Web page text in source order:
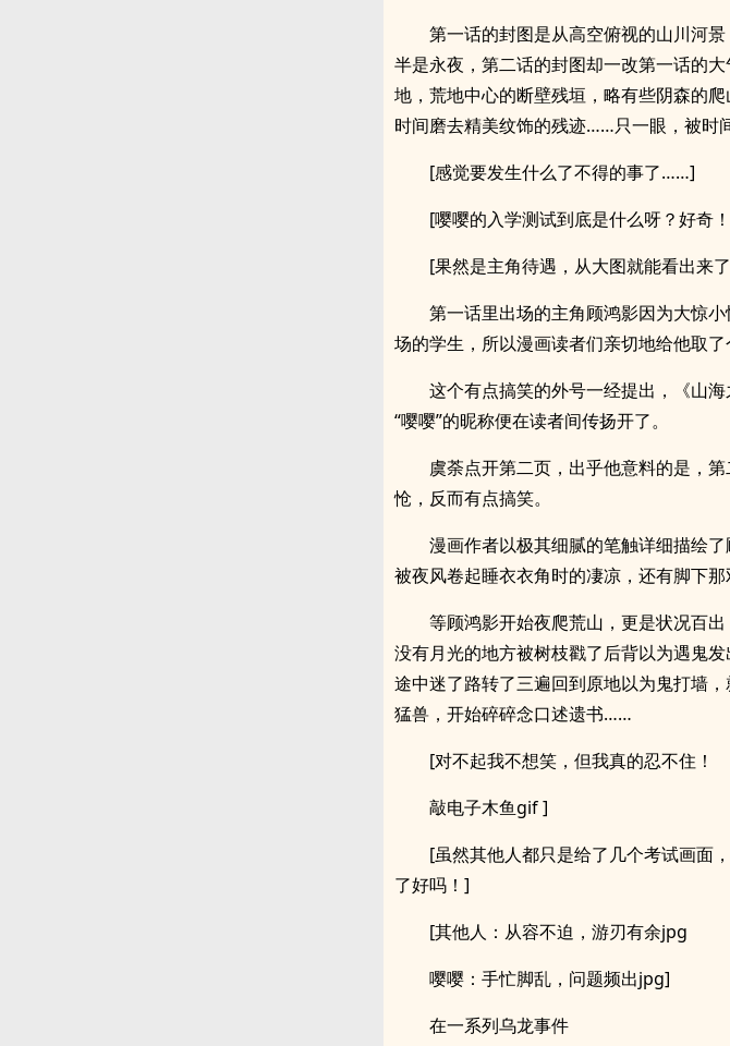
第一话的封图是从高空俯视的山川河
半是永夜，第二话的封图却一改第一话的
地，荒地中心的断壁残垣，略有些阴森的
时间磨去精美纹饰的残迹……只一眼，被时
[感觉要发生什么了不得的事了……]
[嘤嘤的入学测试到底是什么呀？好奇
[果然是主角待遇，从大图就能看出来
第一话里出场的主角顾鸿影因为大惊
场的学生，所以漫画读者们亲切地给他取了
这个有点搞笑的外号一经提出，《山
“嘤嘤”的昵称便在读者间传扬开了。
虞荼点开第二页，出乎他意料的是，
怆，反而有点搞笑。
漫画作者以极其细腻的笔触详细描绘
被夜风卷起睡衣衣角时的凄凉，还有脚下
等顾鸿影开始夜爬荒山，更是状况百
没有月光的地方被树枝戳了后背以为遇鬼
途中迷了路转了三遍回到原地以为鬼打墙
猛兽，开始碎碎念口述遗书……
[对不起我不想笑，但我真的忍不住！
敲电子木鱼gif ]
[虽然其他人都只是给了几个考试画面
了好吗！]
[其他人：从容不迫，游刃有余jpg
嘤嘤：手忙脚乱，问题频出jpg]
在一系列乌龙事件